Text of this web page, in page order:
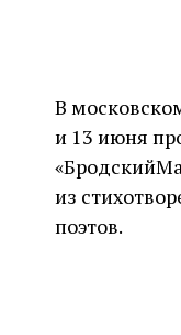
В
и 13 июня
из
поэтов.